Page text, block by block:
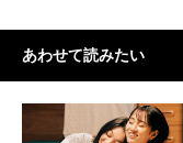
あわせて読みたい